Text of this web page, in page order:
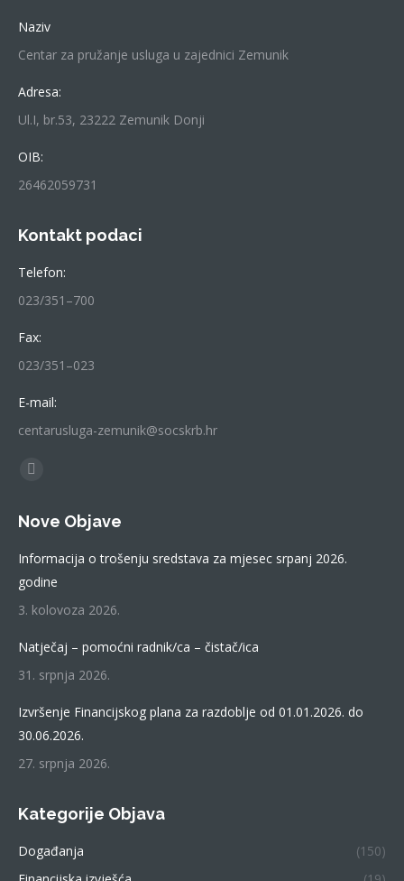
Naziv
Centar za pružanje usluga u zajednici Zemunik
Adresa:
Ul.I, br.53, 23222 Zemunik Donji
OIB:
26462059731
Kontakt podaci
Telefon:
023/351–700
Fax:
023/351–023
E-mail:
centarusluga-zemunik@socskrb.hr
Find us on:
Facebook
opens
in
new
Nove Objave
Informacija o trošenju sredstava za mjesec srpanj 2026.
godine
3. kolovoza 2026.
Natječaj – pomoćni radnik/ca – čistač/ica
31. srpnja 2026.
Izvršenje Financijskog plana za razdoblje od 01.01.2026. do
30.06.2026.
27. srpnja 2026.
Kategorije Objava
Događanja
(150)